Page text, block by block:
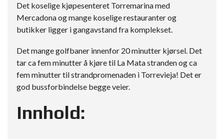
Det koselige kjøpesenteret Torremarina med
Mercadona og mange koselige restauranter og
butikker ligger i gangavstand fra komplekset.
Det mange golfbaner innenfor 20 minutter kjørsel. Det
tar ca fem minutter å kjøre til La Mata stranden og ca
fem minutter til strandpromenaden i Torrevieja! Det er
god bussforbindelse begge veier.
Innhold: